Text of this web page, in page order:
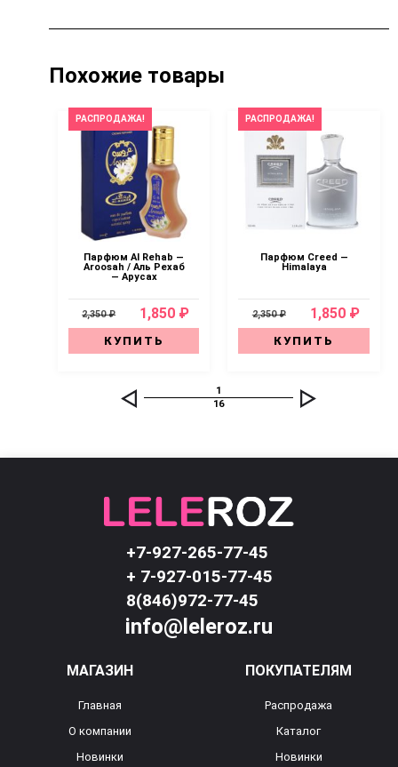
Похожие товары
РАСПРОДАЖА!
Парфюм Al Rehab —
Aroosah / Аль Рехаб
— Арусах
2,350 ₽ 1,850 ₽
КУПИТЬ
РАСПРОДАЖА!
Парфюм Creed —
Himalaya
2,350 ₽ 1,850 ₽
КУПИТЬ
1
16
+7-927-265-77-45
+ 7-927-015-77-45
8(846)972-77-45
info@leleroz.ru
МАГАЗИН
Главная
О компании
Новинки
ПОКУПАТЕЛЯМ
Распродажа
Каталог
Новинки